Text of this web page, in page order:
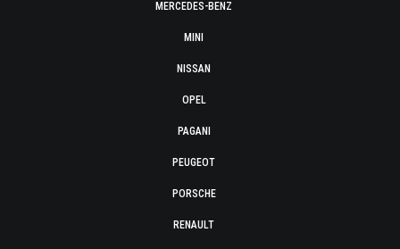
MERCEDES-BENZ
MINI
NISSAN
OPEL
PAGANI
PEUGEOT
PORSCHE
RENAULT